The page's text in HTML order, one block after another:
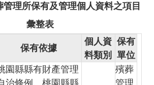
理所保有及管理個人資料之項目
彙整表
保有依據
個人資
料類別
保有
單位
園縣縣有財產管理
殯葬